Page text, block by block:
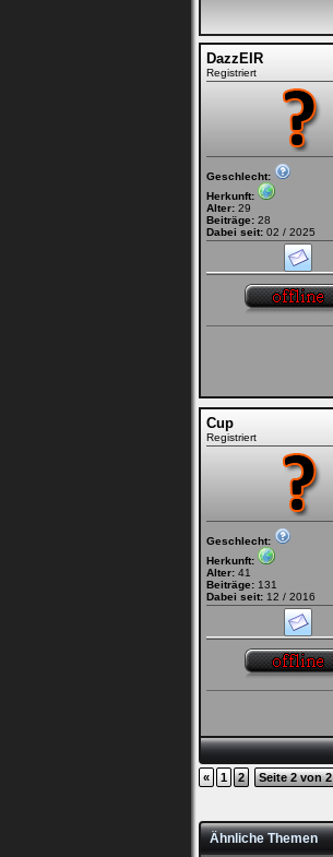
DazzEIR
Registriert
Geschlecht:
Herkunft:
Alter: 29
Beiträge: 28
Dabei seit: 02 / 2025
Cup
Registriert
Geschlecht:
Herkunft:
Alter: 41
Beiträge: 131
Dabei seit: 12 / 2016
« 1 2 Seite 2 von 2
Ähnliche Themen